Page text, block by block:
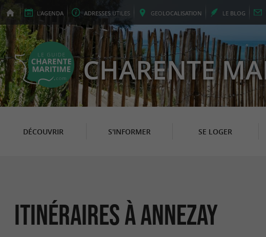
L'AGENDA ADRESSES UTILES GEOLOCALISATION LE BLOG
CHARENTE
DÉCOUVRIR S'INFORMER SE LOGER
itinéraires à Annezay